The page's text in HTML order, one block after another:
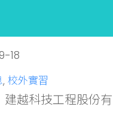
18
, 校外實習
建越科技工程股份